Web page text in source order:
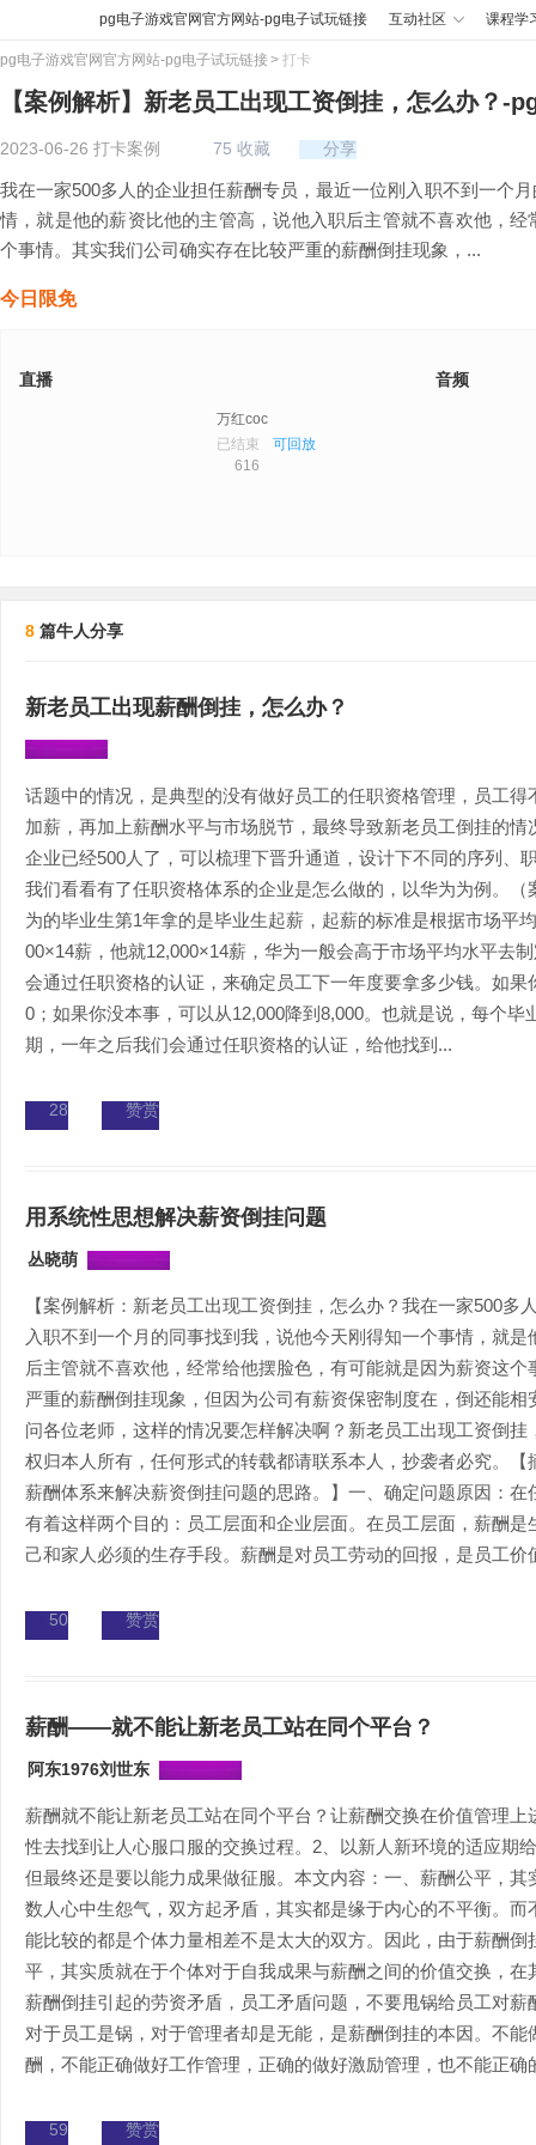
pg电子游戏官网官方网站-pg电子试玩链接 互动社区 课程学
pg电子游戏官网官方网站-pg电子试玩链接 打卡
【案例解析】新老员工出现工资倒挂，怎么办？-
2023-06-26 打卡案例 75 收藏 分享
我在一家500多人的企业担任薪酬专员，最近一位刚入职不到一个
情，就是他的薪资比他的主管高，说他入职后主管就不喜欢他，
个事情。其实我们公司确实存在比较严重的薪酬倒挂现象，...
今日限免
直播
万红coc
已结束
可回放
616
音频
8 篇牛人分享
新老员工出现薪酬倒挂，怎么办？
话题中的情况，是典型的没有做好员工的任职资格管理，员工
加薪，再加上薪酬水平与市场脱节，最终导致新老员工倒挂的
企业已经500人了，可以梳理下晋升通道，设计下不同的序列、
我们看看有了任职资格体系的企业是怎么做的，以华为为例。
为的毕业生第1年拿的是毕业生起薪，起薪的标准是根据市场平
00×14薪，他就12,000×14薪，华为一般会高于市场平均水平去
会通过任职资格的认证，来确定员工下一年度要拿多少钱。如果
0；如果你没本事，可以从12,000降到8,000。也就是说，每个
期，一年之后我们会通过任职资格的认证，给他找到...
28 赞赏
用系统性思想解决薪资倒挂问题
丛晓萌
【案例解析：新老员工出现工资倒挂，怎么办？我在一家500多
入职不到一个月的同事找到我，说他今天刚得知一个事情，就
后主管就不喜欢他，经常给他摆脸色，有可能就是因为薪资这
严重的薪酬倒挂现象，但因为公司有薪资保密制度在，倒还能
问各位老师，这样的情况要怎样解决啊？新老员工出现工资倒
权归本人所有，任何形式的转载都请联系本人，抄袭者必究。
薪酬体系来解决薪资倒挂问题的思路。】一、确定问题原因：
有着这样两个目的：员工层面和企业层面。在员工层面，薪酬
己和家人必须的生存手段。薪酬是对员工劳动的回报，是员工价
50 赞赏
薪酬——就不能让新老员工站在同个平台？
阿东1976刘世东
薪酬就不能让新老员工站在同个平台？让薪酬交换在价值管理
性去找到让人心服口服的交换过程。2、以新人新环境的适应期
但最终还是要以能力成果做征服。本文内容：一、薪酬公平，
数人心中生怨气，双方起矛盾，其实都是缘于内心的不平衡。
能比较的都是个体力量相差不是太大的双方。因此，由于薪酬
平，其实质就在于个体对于自我成果与薪酬之间的价值交换，
薪酬倒挂引起的劳资矛盾，员工矛盾问题，不要甩锅给员工对
对于员工是锅，对于管理者却是无能，是薪酬倒挂的本因。不
酬，不能正确做好工作管理，正确的做好激励管理，也不能正确
59 赞赏